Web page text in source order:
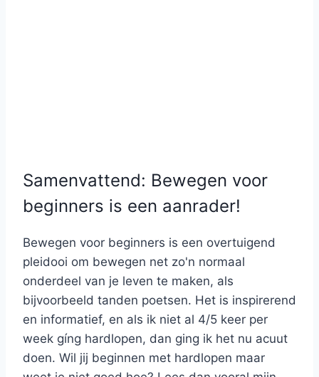
Samenvattend: Bewegen voor
beginners is een aanrader!
Bewegen voor beginners is een overtuigend
pleidooi om bewegen net zo'n normaal
onderdeel van je leven te maken, als
bijvoorbeeld tanden poetsen. Het is inspirerend
en informatief, en als ik niet al 4/5 keer per
week gíng hardlopen, dan ging ik het nu acuut
doen. Wil jij beginnen met hardlopen maar